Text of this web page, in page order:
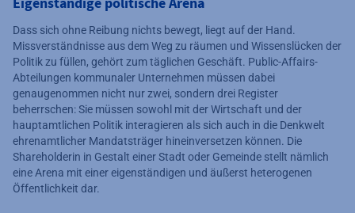
Dass sich ohne Reibung nichts bewegt, liegt auf der Hand.
Missverständnisse aus dem Weg zu räumen und Wissenslücken der
Politik zu füllen, gehört zum täglichen Geschäft. Public-Affairs-
Abteilungen kommunaler Unternehmen müssen dabei
genaugenommen nicht nur zwei, sondern drei Register
beherrschen: Sie müssen sowohl mit der Wirtschaft und der
hauptamtlichen Politik interagieren als sich auch in die Denkwelt
ehrenamtlicher Mandatsträger hineinversetzen können. Die
Shareholderin in Gestalt einer Stadt oder Gemeinde stellt nämlich
eine Arena mit einer eigenständigen und äußerst heterogenen
Öffentlichkeit dar.